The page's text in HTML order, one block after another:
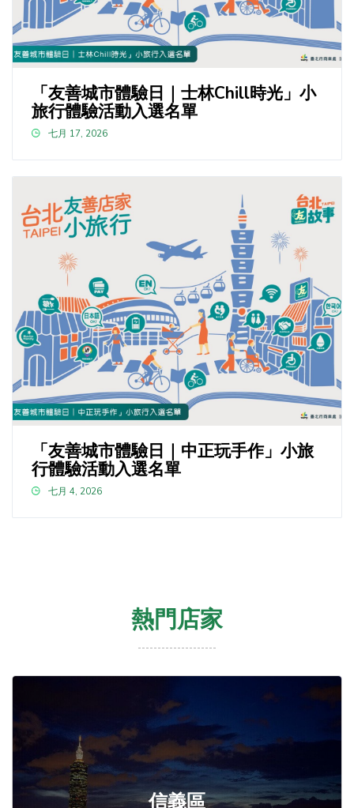
「友善城市體驗日｜士林Chill時光」小
旅行體驗活動入選名單
七月 17, 2026
「友善城市體驗日｜中正玩手作」小旅
行體驗活動入選名單
七月 4, 2026
熱門店家
信義區